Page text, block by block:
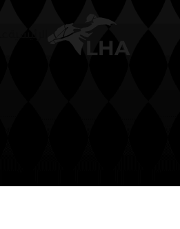
Skip to main content